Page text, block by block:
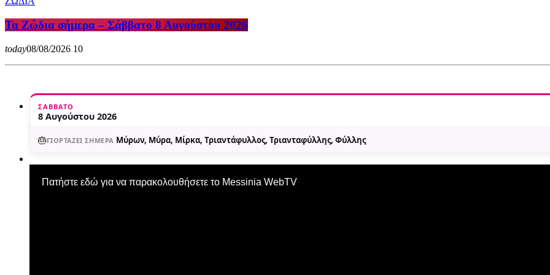
Τα Ζώδια σήμερα – Σάββατο 8 Αυγούστου 2026
today08/08/2026 10
ΣΆΒΒΑΤΟ
8 Αυγούστου 2026
🎂ΓΙΟΡΤΆΖΕΙ ΣΉΜΕΡΑ Μύρων, Μύρα, Μίρκα, Τριαντάφυλλος, Τριανταφύλλης, Φύλλης
Πατήστε εδώ για να παρακολουθήσετε το Messinia WebTV